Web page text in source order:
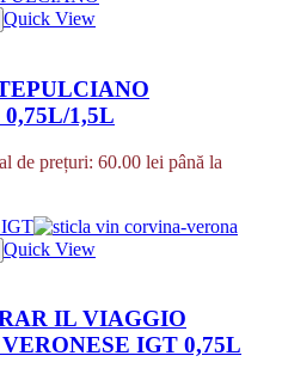
Quick View
1,5L
de prețuri: 60.00 lei până la
Quick View
IL VIAGGIO
IGT 0,75L